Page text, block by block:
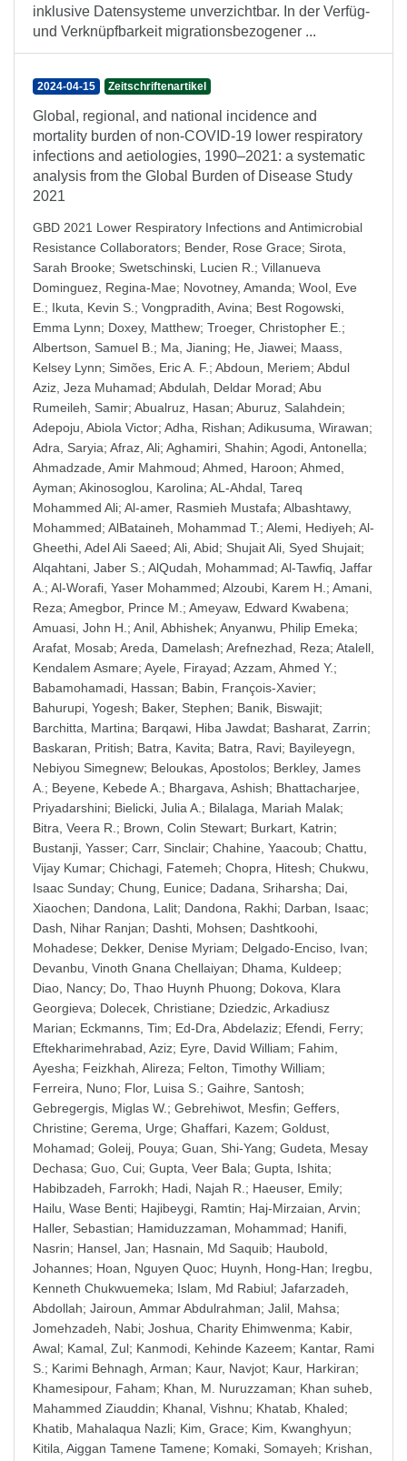
inklusive Datensysteme unverzichtbar. In der Verfüg-
und Verknüpfbarkeit migrationsbezogener ...
2024-04-15 Zeitschriftenartikel
Global, regional, and national incidence and
mortality burden of non-COVID-19 lower respiratory
infections and aetiologies, 1990–2021: a systematic
analysis from the Global Burden of Disease Study
2021
GBD 2021 Lower Respiratory Infections and Antimicrobial
Resistance Collaborators; Bender, Rose Grace; Sirota,
Sarah Brooke; Swetschinski, Lucien R. ; Villanueva
Dominguez, Regina-Mae; Novotney, Amanda; Wool, Eve
E. ; Ikuta, Kevin S. ; Vongpradith, Avina; Best Rogowski,
Emma Lynn; Doxey, Matthew; Troeger, Christopher E. ;
Albertson, Samuel B. ; Ma, Jianing; He, Jiawei; Maass,
Kelsey Lynn; Simões, Eric A. F. ; Abdoun, Meriem; Abdul
Aziz, Jeza Muhamad; Abdulah, Deldar Morad; Abu
Rumeileh, Samir; Abualruz, Hasan; Aburuz, Salahdein;
Adepoju, Abiola Victor; Adha, Rishan; Adikusuma, Wirawan;
Adra, Saryia; Afraz, Ali; Aghamiri, Shahin; Agodi, Antonella;
Ahmadzade, Amir Mahmoud; Ahmed, Haroon; Ahmed,
Ayman; Akinosoglou, Karolina; AL-Ahdal, Tareq
Mohammed Ali; Al-amer, Rasmieh Mustafa; Albashtawy,
Mohammed; AlBataineh, Mohammad T.; Alemi, Hediyeh; Al-
Gheethi, Adel Ali Saeed; Ali, Abid; Shujait Ali, Syed Shujait;
Alqahtani, Jaber S. ; AlQudah, Mohammad; Al-Tawfiq, Jaffar
A. ; Al-Worafi, Yaser Mohammed; Alzoubi, Karem H. ; Amani,
Reza; Amegbor, Prince M. ; Ameyaw, Edward Kwabena;
Amuasi, John H. ; Anil, Abhishek; Anyanwu, Philip Emeka;
Arafat, Mosab; Areda, Damelash; Arefnezhad, Reza; Atalell,
Kendalem Asmare; Ayele, Firayad; Azzam, Ahmed Y.;
Babamohamadi, Hassan; Babin, François-Xavier;
Bahurupi, Yogesh; Baker, Stephen; Banik, Biswajit;
Barchitta, Martina; Barqawi, Hiba Jawdat; Basharat, Zarrin;
Baskaran, Pritish; Batra, Kavita; Batra, Ravi; Bayileyegn,
Nebiyou Simegnew; Beloukas, Apostolos; Berkley, James
A. ; Beyene, Kebede A. ; Bhargava, Ashish; Bhattacharjee,
Priyadarshini; Bielicki, Julia A. ; Bilalaga, Mariah Malak;
Bitra, Veera R. ; Brown, Colin Stewart; Burkart, Katrin;
Bustanji, Yasser; Carr, Sinclair; Chahine, Yaacoub; Chattu,
Vijay Kumar; Chichagi, Fatemeh; Chopra, Hitesh; Chukwu,
Isaac Sunday; Chung, Eunice; Dadana, Sriharsha; Dai,
Xiaochen; Dandona, Lalit; Dandona, Rakhi; Darban, Isaac;
Dash, Nihar Ranjan; Dashti, Mohsen; Dashtkoohi,
Mohadese; Dekker, Denise Myriam; Delgado-Enciso, Ivan;
Devanbu, Vinoth Gnana Chellaiyan; Dhama, Kuldeep;
Diao, Nancy; Do, Thao Huynh Phuong; Dokova, Klara
Georgieva; Dolecek, Christiane; Dziedzic, Arkadiusz
Marian; Eckmanns, Tim; Ed-Dra, Abdelaziz; Efendi, Ferry;
Eftekharimehrabad, Aziz; Eyre, David William; Fahim,
Ayesha; Feizkhah, Alireza; Felton, Timothy William;
Ferreira, Nuno; Flor, Luisa S. ; Gaihre, Santosh;
Gebregergis, Miglas W. ; Gebrehiwot, Mesfin; Geffers,
Christine; Gerema, Urge; Ghaffari, Kazem; Goldust,
Mohamad; Goleij, Pouya; Guan, Shi-Yang; Gudeta, Mesay
Dechasa; Guo, Cui; Gupta, Veer Bala; Gupta, Ishita;
Habibzadeh, Farrokh; Hadi, Najah R. ; Haeuser, Emily;
Hailu, Wase Benti; Hajibeygi, Ramtin; Haj-Mirzaian, Arvin;
Haller, Sebastian; Hamiduzzaman, Mohammad; Hanifi,
Nasrin; Hansel, Jan; Hasnain, Md Saquib; Haubold,
Johannes; Hoan, Nguyen Quoc; Huynh, Hong-Han; Iregbu,
Kenneth Chukwuemeka; Islam, Md Rabiul; Jafarzadeh,
Abdollah; Jairoun, Ammar Abdulrahman; Jalil, Mahsa;
Jomehzadeh, Nabi; Joshua, Charity Ehimwenma; Kabir,
Awal; Kamal, Zul; Kanmodi, Kehinde Kazeem; Kantar, Rami
S. ; Karimi Behnagh, Arman; Kaur, Navjot; Kaur, Harkiran;
Khamesipour, Faham; Khan, M. Nuruzzaman; Khan suheb,
Mahammed Ziauddin; Khanal, Vishnu; Khatab, Khaled;
Khatib, Mahalaqua Nazli; Kim, Grace; Kim, Kwanghyun;
Kitila, Aiggan Tamene Tamene; Komaki, Somayeh; Krishan,